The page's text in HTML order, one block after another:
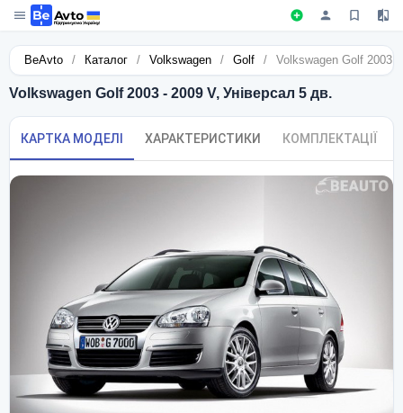
BeAvto / Каталог / Volkswagen / Golf / Volkswagen Golf 2003
Volkswagen Golf 2003 - 2009 V, Універсал 5 дв.
КАРТКА МОДЕЛІ ХАРАКТЕРИСТИКИ КОМПЛЕКТАЦІЇ